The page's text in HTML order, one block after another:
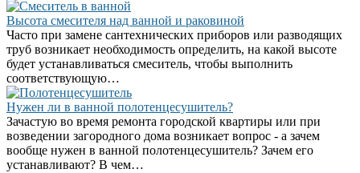
Высота смесителя над ванной и раковиной
Часто при замене сантехнических приборов или разводящих
труб возникает необходимость определить, на какой высоте
будет устанавливаться смеситель, чтобы выполнить
соответствующую…
Нужен ли в ванной полотенцесушитель?
Зачастую во время ремонта городской квартиры или при
возведении загородного дома возникает вопрос - а зачем
вообще нужен в ванной полотенцесушитель? Зачем его
устанавливают? В чем…